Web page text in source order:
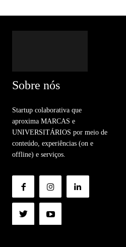
Sobre nós
Startup colaborativa que
aproxima MARCAS e
UNIVERSITÁRIOS por meio de
conteúdo, experiências (on e
offline) e serviços.